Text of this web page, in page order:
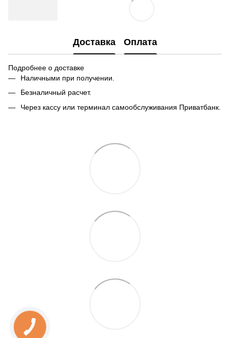
Доставка Оплата
Подробнее о доставке
Наличными при получении.
Безналичный расчет.
Через кассу или терминал самообслуживания Приватбанк.